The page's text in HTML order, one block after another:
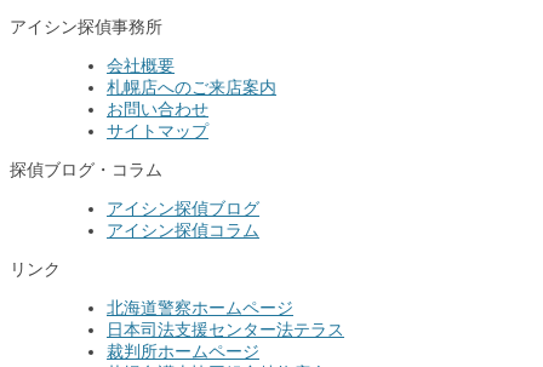
アイシン探偵事務所
会社概要
札幌店へのご来店案内
お問い合わせ
サイトマップ
探偵ブログ・コラム
アイシン探偵ブログ
アイシン探偵コラム
リンク
北海道警察ホームページ
日本司法支援センター法テラス
裁判所ホームページ